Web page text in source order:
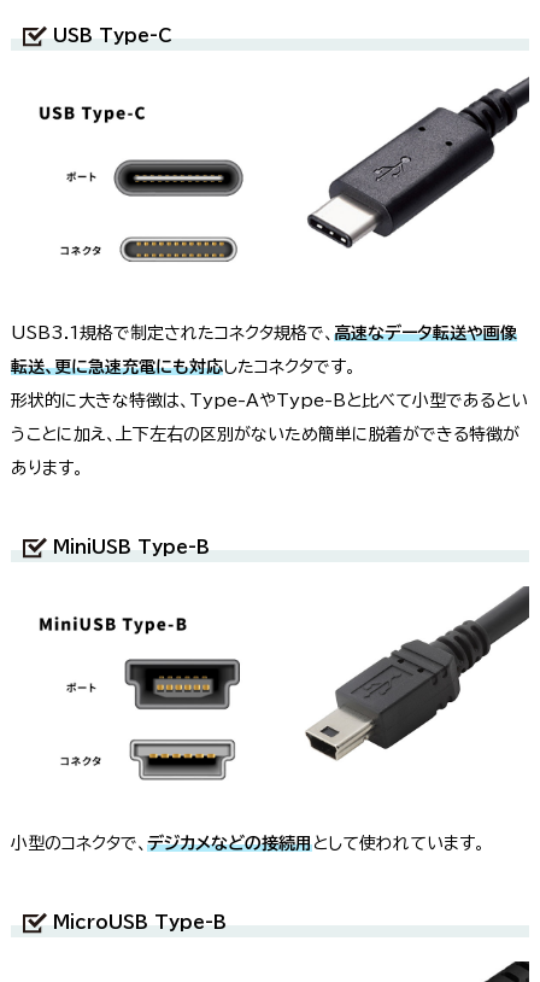
USB Type-C
USB3.1規格で制定されたコネクタ規格で、 高速なデータ転送や画像
転送、更に急速充電にも対応したコネクタです。
形状的に大きな特徴は、Type-AやType-Bと比べて小型であるとい
うことに加え、上下左右の区別がないため簡単に脱着ができる特徴が
あります。
MiniUSB Type-B
小型のコネクタで、 デジカメなどの接続用として使われています。
MicroUSB Type-B